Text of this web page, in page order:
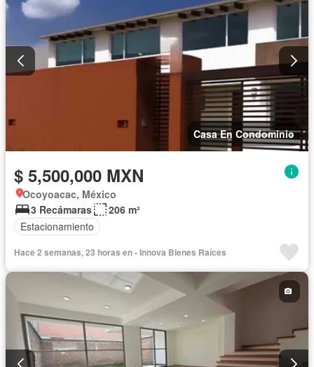
Casa En Condominio
$ 5,500,000 MXN
Ocoyoacac, México
3 Recámaras
206 m²
Estacionamiento
Hace 2 semanas, 23 horas en - Innova Bienes Raíces